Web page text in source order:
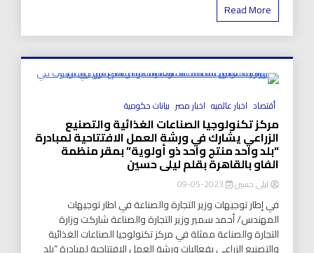
Read More
أقتصاد اخبار عالميه اخبار مصر بيانات حكومية
مركز تكنولوجيا الصناعات الغذائية والتصنيع
الزراعي يشارك في ورشة العمل الافتتاحية لمبادرة
“بلد واحد منتج واحد ذو أولوية” بمقر منظمة
الفاو بالقاهرة بقلم ليلى حسين
ليلى حسين
في إطار توجيهات وزير التجارة والصناعة في اطار توجيهات
المهندس/ أحمد سمير وزير التجارة والصناعة شاركت وزارة
التجارة والصناعة ممثلة في مركز تكنولوجيا الصناعات الغذائية
والتصنيع الزراعي بفعاليات ورشة العمل الافتتاحية لمبادرة “بلد